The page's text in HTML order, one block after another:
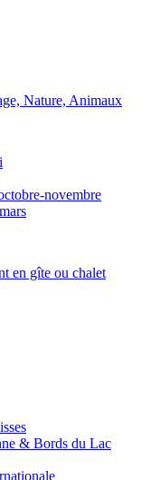
Nature, Animaux
novembre
en gîte ou chalet
& Bords du Lac